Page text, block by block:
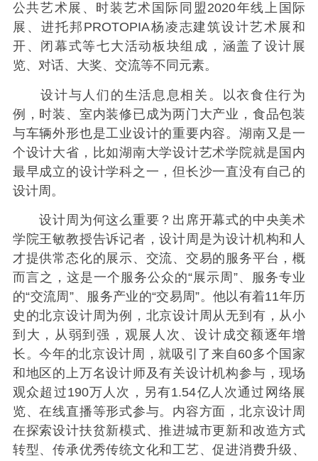
公共艺术展、时装艺术国际同盟2020年线上国际
展、进托邦PROTOPIA杨凌志建筑设计艺术展和
开、闭幕式等七大活动板块组成，涵盖了设计展
览、对话、大奖、交流等不同元素。
设计与人们的生活息息相关。以衣食住行为
例，时装、室内装修已成为两门大产业，食品包装
与车辆外形也是工业设计的重要内容。湖南又是一
个设计大省，比如湖南大学设计艺术学院就是国内
最早成立的设计学科之一，但长沙一直没有自己的
设计周。
设计周为何这么重要？出席开幕式的中央美术
学院王敏教授告诉记者，设计周是为设计机构和人
才提供常态化的展示、交流、交易的服务平台，概
而言之，这是一个服务公众的“展示周”、服务专业
的“交流周”、服务产业的“交易周”。他以有着11年历
史的北京设计周为例，北京设计周从无到有，从小
到大，从弱到强，观展人次、设计成交额逐年增
长。今年的北京设计周，就吸引了来自60多个国家
和地区的上万名设计师及有关设计机构参与，现场
观众超过190万人次，另有1.54亿人次通过网络展
览、在线直播等形式参与。内容方面，北京设计周
在探索设计扶贫新模式、推进城市更新和改造方式
转型、传承优秀传统文化和工艺、促进消费升级、